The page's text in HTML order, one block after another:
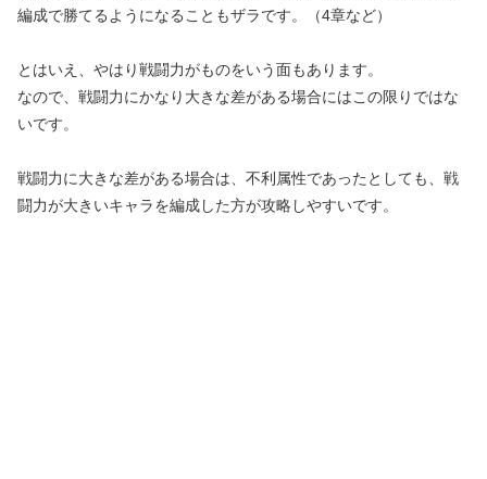
編成で勝てるようになることもザラです。（4章など）
とはいえ、やはり戦闘力がものをいう面もあります。
なので、戦闘力にかなり大きな差がある場合にはこの限りではな
いです。
戦闘力に大きな差がある場合は、不利属性であったとしても、戦
闘力が大きいキャラを編成した方が攻略しやすいです。